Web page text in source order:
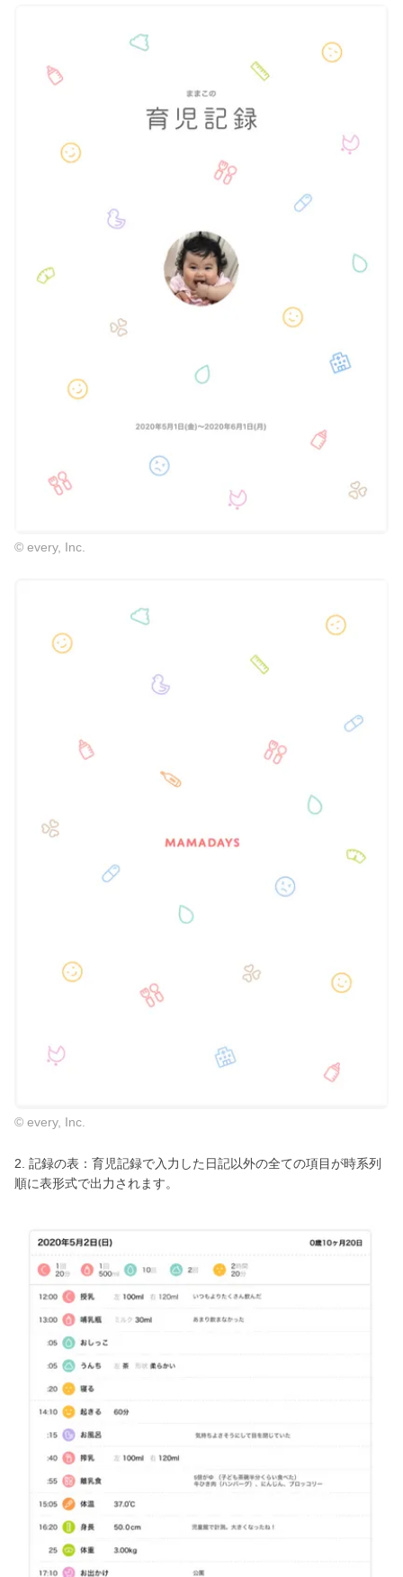
© every, Inc.
© every, Inc.
2. 記録の表：育児記録で入力した日記以外の全ての項目が時系列
順に表形式で出力されます。